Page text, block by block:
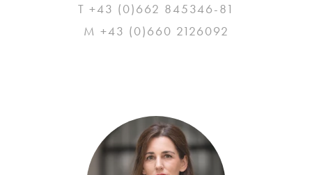
T +43 (0)662 845346-81
M +43 (0)660 2126092